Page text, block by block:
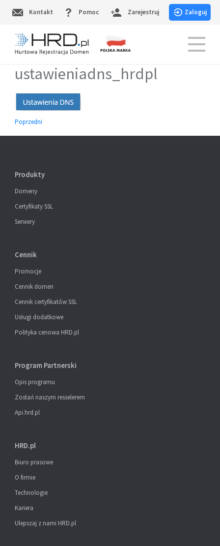
Kontakt Pomoc Zarejestruj Zaloguj
HRD.pl – Hurtowa Rejestracja Domen
ustawieniadns_hrdpl
Nawigacja
wpisu
Poprzedni
Produkty
Domeny
Certyfikaty SSL
Serwery
Cennik
Promocje
Cennik domen
Cennik certyfikatów SSL
Usługi dodatkowe
Polityka cenowa HRD.pl
Program Partnerski
Opis programu
Zostań naszym resselerem
Api.hrd.pl
HRD.pl
Biuro prasowe
O firmie
Technologie
Kariera
Ulepszaj z nami HRD.pl